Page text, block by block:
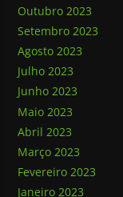
Outubro 2023
Setembro 2023
Agosto 2023
Julho 2023
Junho 2023
Maio 2023
Abril 2023
Março 2023
Fevereiro 2023
Janeiro 2023